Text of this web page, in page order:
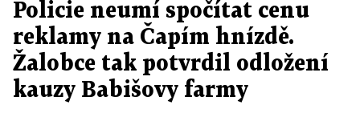
Policie neumí spočítat cenu
reklamy na Čapím hnízdě.
Žalobce tak potvrdil odložení
kauzy Babišovy farmy